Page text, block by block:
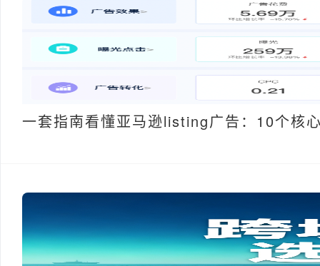
一套指南看懂亚马逊listing广告：10个核